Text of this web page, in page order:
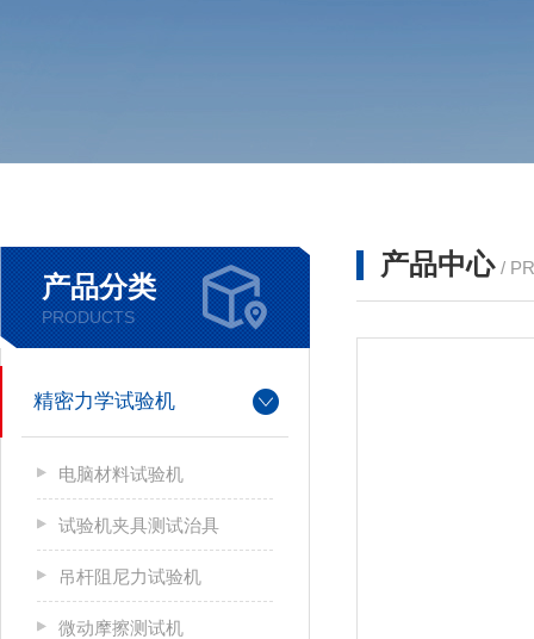
产品分类
PRODUCTS
精密力学试验机
电脑材料试验机
试验机夹具测试治具
吊杆阻尼力试验机
微动摩擦测试机
产品中心 /